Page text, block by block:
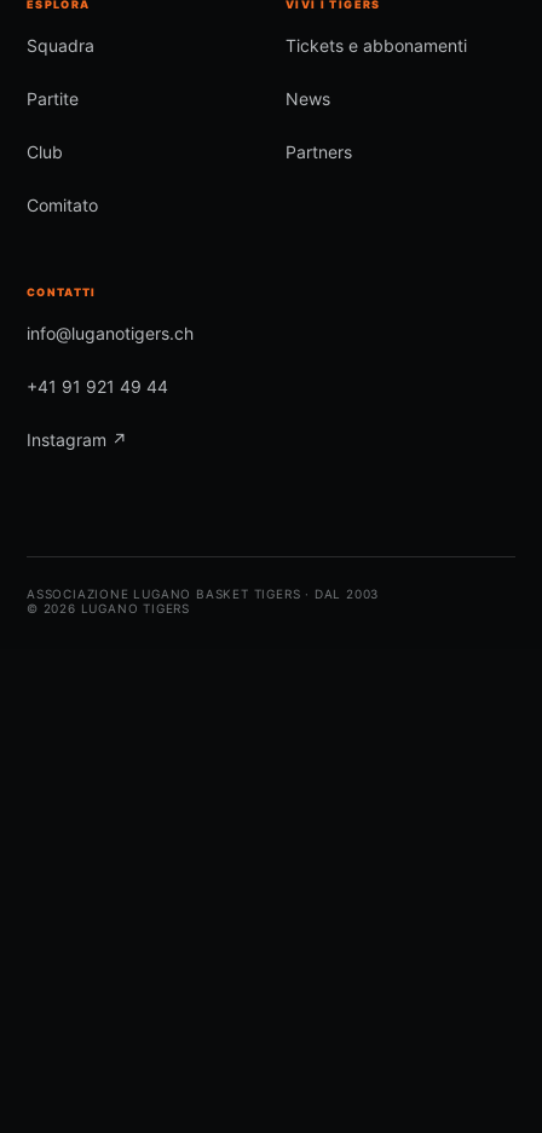
ESPLORA
Squadra
Partite
Club
Comitato
VIVI I TIGERS
Tickets e abbonamenti
News
Partners
CONTATTI
info@luganotigers.ch
+41 91 921 49 44
Instagram ↗
ASSOCIAZIONE LUGANO BASKET TIGERS · DAL 2003
© 2026 LUGANO TIGERS